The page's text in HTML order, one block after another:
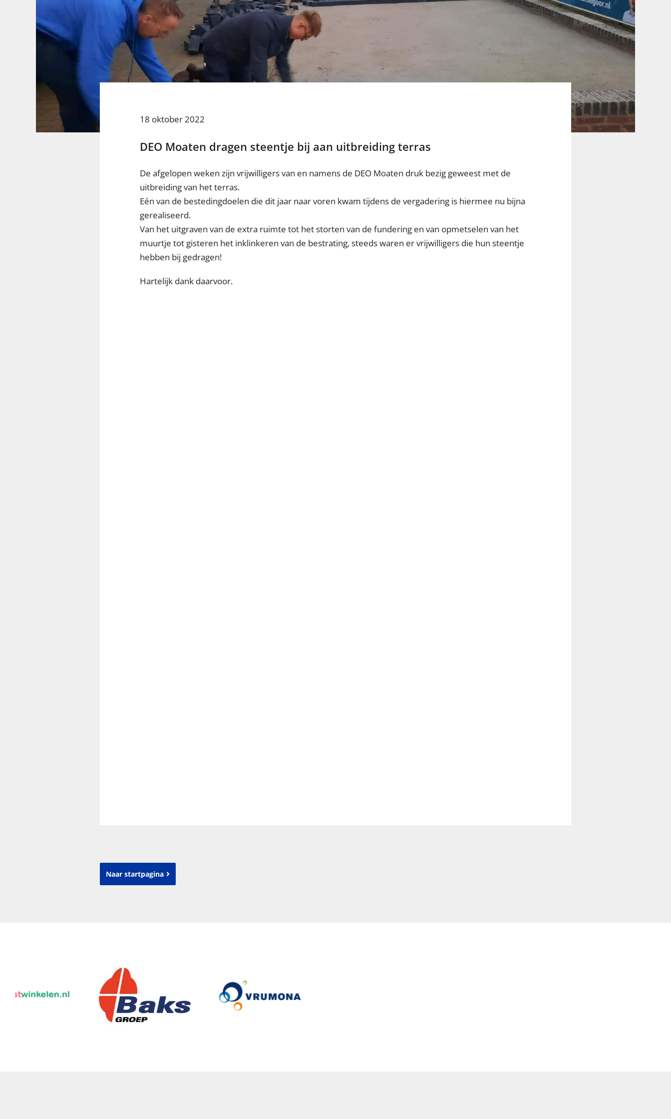
18 oktober 2022
DEO Moaten dragen steentje bij aan uitbreiding terras
De afgelopen weken zijn vrijwilligers van en namens de DEO Moaten druk bezig geweest met de
uitbreiding van het terras.
Eén van de bestedingdoelen die dit jaar naar voren kwam tijdens de vergadering is hiermee nu bijna
gerealiseerd.
Van het uitgraven van de extra ruimte tot het storten van de fundering en van opmetselen van het
muurtje tot gisteren het inklinkeren van de bestrating, steeds waren er vrijwilligers die hun steentje
hebben bij gedragen!
Hartelijk dank daarvoor.
Naar startpagina